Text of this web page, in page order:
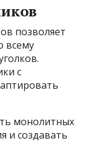
позволяет
всему
с
монолитных
и создавать